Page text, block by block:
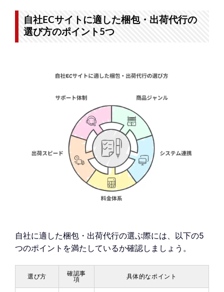
自社ECサイトに適した梱包・出荷代行の
選び方のポイント5つ
自社に適した梱包・出荷代行の選ぶ際には、以下の5
つのポイントを満たしているか確認しましょう。
選び方
確認事
項
具体的なポイント